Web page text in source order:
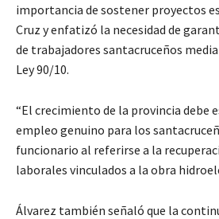
importancia de sostener proyectos
Cruz y enfatizó la necesidad de
de trabajadores santacruceños
Ley 90/10.
“El crecimiento de la provincia debe
empleo genuino para los
funcionario al referirse a la
laborales vinculados a la obra
Álvarez también señaló que la